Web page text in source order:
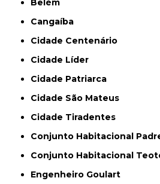
Belém
Cangaíba
Cidade Centenário
Cidade Líder
Cidade Patriarca
Cidade São Mateus
Cidade Tiradentes
Conjunto Habitacional
Conjunto Habitacional
Engenheiro Goulart